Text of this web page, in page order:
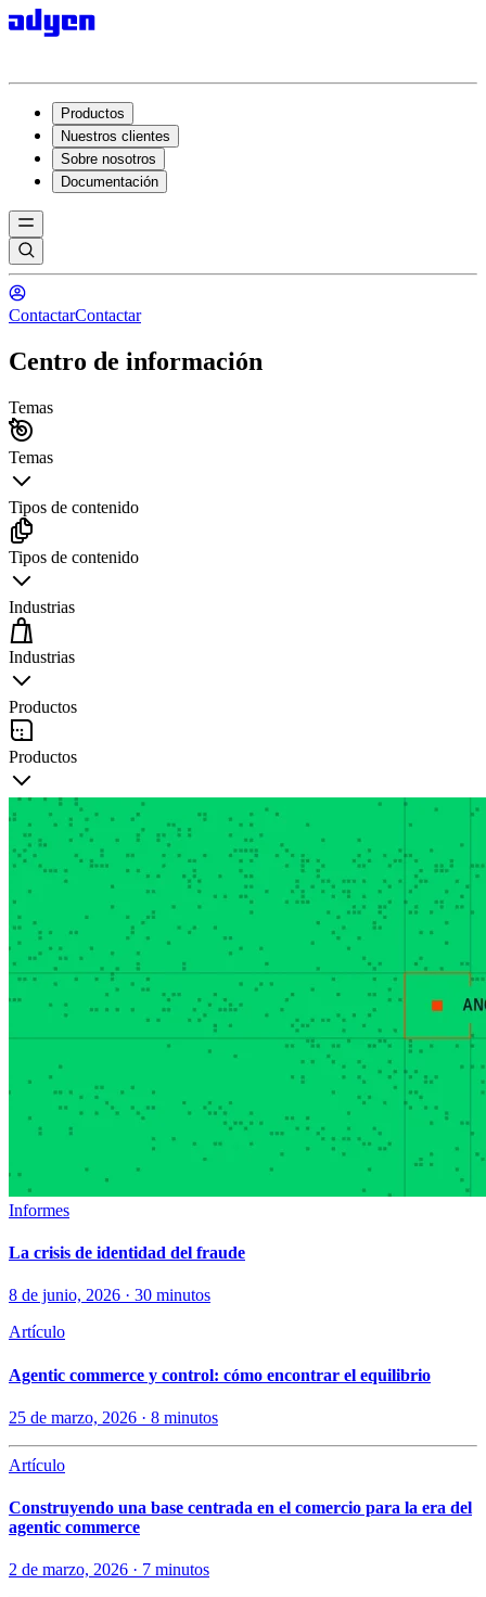
Productos
Nuestros clientes
Sobre nosotros
Documentación
ContactarContactar
Centro de información
Temas
Temas
Tipos de contenido
Tipos de contenido
Industrias
Industrias
Productos
Productos
Informes
La crisis de identidad del fraude
8 de junio, 2026 · 30 minutos
Artículo
Agentic commerce y control: cómo encontrar el equilibrio
25 de marzo, 2026 · 8 minutos
Artículo
Construyendo una base centrada en el comercio para la era del
agentic commerce
2 de marzo, 2026 · 7 minutos